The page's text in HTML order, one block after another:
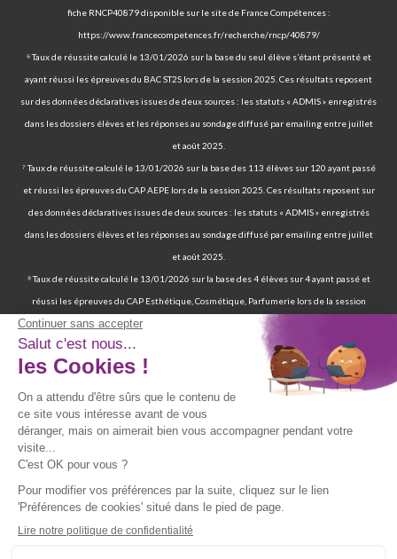
fiche RNCP40879 disponible sur le site de France Compétences :
https://www.francecompetences.fr/recherche/rncp/40879/
⁶ Taux de réussite calculé le 13/01/2026 sur la base du seul élève s’étant présenté et
ayant réussi les épreuves du BAC ST2S lors de la session 2025. Ces résultats reposent
sur des données déclaratives issues de deux sources : les statuts « ADMIS » enregistrés
dans les dossiers élèves et les réponses au sondage diffusé par emailing entre juillet
et août 2025.
⁷ Taux de réussite calculé le 13/01/2026 sur la base des 113 élèves sur 120 ayant passé
et réussi les épreuves du CAP AEPE lors de la session 2025. Ces résultats reposent sur
des données déclaratives issues de deux sources : les statuts « ADMIS » enregistrés
dans les dossiers élèves et les réponses au sondage diffusé par emailing entre juillet
et août 2025.
⁸ Taux de réussite calculé le 13/01/2026 sur la base des 4 élèves sur 4 ayant passé et
réussi les épreuves du CAP Esthétique, Cosmétique, Parfumerie lors de la session
2025. Ces résultats reposent sur des données déclaratives issues de deux sources : les
statuts « ADMIS » enregistrés dans les dossiers élèves et les réponses au sondage
diffusé par emailing entre juillet et août 2025.
⁹ 70 % de nos élèves ont d’ailleurs réussi les épreuves finales de la certification
professionnelle d’auxiliaire de vie. | 97 % de nos élèves ont trouvé un emploi six mois
après avoir terminé leur formation certifiante d’auxiliaire de vie. | Deux ans après leur
lors de la présentation du dossier de renouvellement de la certification professionnelle